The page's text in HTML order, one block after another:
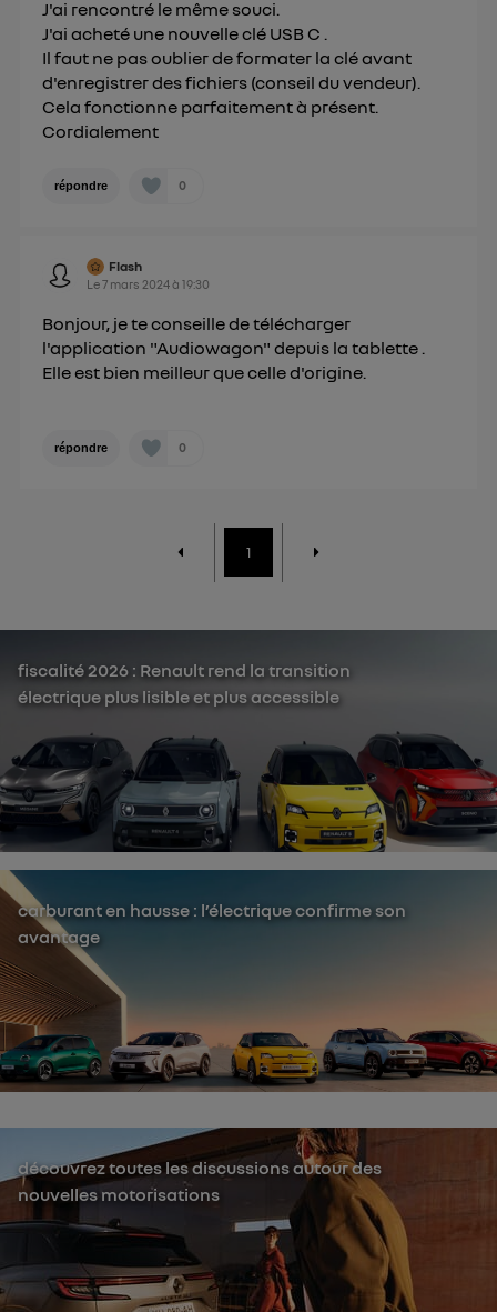
J'ai rencontré le même souci.
J'ai acheté une nouvelle clé USB C .
Il faut ne pas oublier de formater la clé avant
d'enregistrer des fichiers (conseil du vendeur).
Cela fonctionne parfaitement à présent.
Cordialement
répondre 0
Flash
Le7 mars 2024à19:30
Bonjour, je te conseille de télécharger
l'application "Audiowagon" depuis la tablette .
Elle est bien meilleur que celle d'origine.
répondre 0
1
fiscalité 2026 : Renault rend la transition
électrique plus lisible et plus accessible
carburant en hausse : l’électrique confirme son
avantage
découvrez toutes les discussions autour des
nouvelles motorisations
personnelles d'Utiq